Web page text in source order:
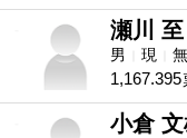
瀬川 至
男
現
1,167.395
小倉